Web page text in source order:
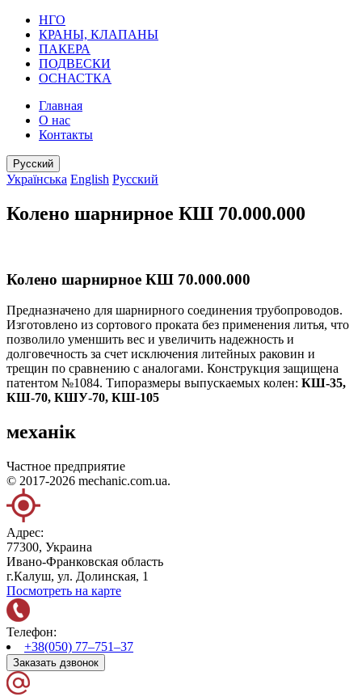
НГО
КРАНЫ, КЛАПАНЫ
ПАКЕРА
ПОДВЕСКИ
ОСНАСТКА
Главная
О нас
Контакты
Русский
Українська English Русский
Колено шарнирное КШ 70.000.000
Колено шарнирное КШ 70.000.000
Предназначено для шарнирного соединения трубопроводов.
Изготовлено из сортового проката без применения литья, что
позволило уменшить вес и увеличить надежность и
долговечность за счет исключения литейных раковин и
трещин по сравнению с аналогами. Конструкция защищена
патентом №1084. Типоразмеры выпускаемых колен: КШ-35,
КШ-70, КШУ-70, КШ-105
механік
Частное предприятие
© 2017-2026 mechanic.com.ua.
Адрес:
77300, Украина
Ивано-Франковская область
г.Калуш, ул. Долинская, 1
Посмотреть на карте
Телефон:
+38(050) 77–751–37
Заказать дзвонок